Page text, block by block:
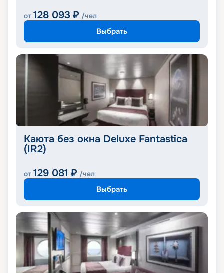
от 128 093 ₽ /чел
Выбрать
Каюта без окна Deluxe Fantastica
(IR2)
от 129 081 ₽ /чел
Выбрать